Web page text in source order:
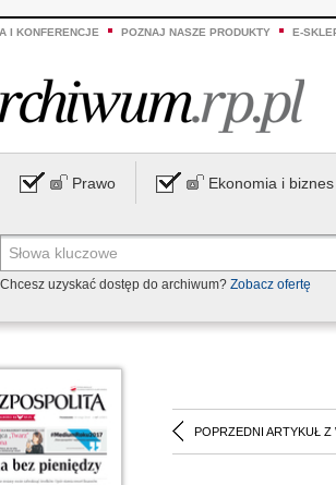
I KONFERENCJE POZNAJ NASZE PRODUKTY E-
Prawo Ekonomia i biznes
Chcesz uzyskać dostęp do archiwum? Zobacz ofertę
POPRZEDNI ARTYKUŁ Z